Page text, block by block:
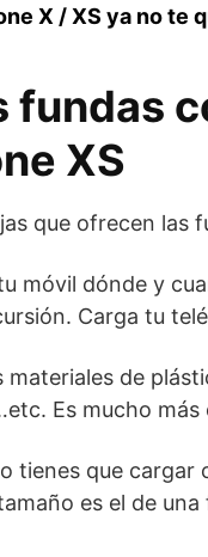
X / XS ya no te
fundas
XS
que ofrecen las
móvil dónde y
Carga tu
materiales de
Es mucho
tienes que cargar
es el de